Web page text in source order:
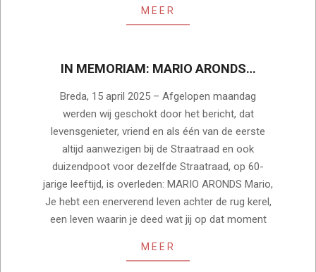
MEER
IN MEMORIAM: MARIO ARONDS…
Breda, 15 april 2025 – Afgelopen maandag
werden wij geschokt door het bericht, dat
levensgenieter, vriend en als één van de eerste
altijd aanwezigen bij de Straatraad en ook
duizendpoot voor dezelfde Straatraad, op 60-
jarige leeftijd, is overleden: MARIO ARONDS Mario,
Je hebt een enerverend leven achter de rug kerel,
een leven waarin je deed wat jij op dat moment
MEER